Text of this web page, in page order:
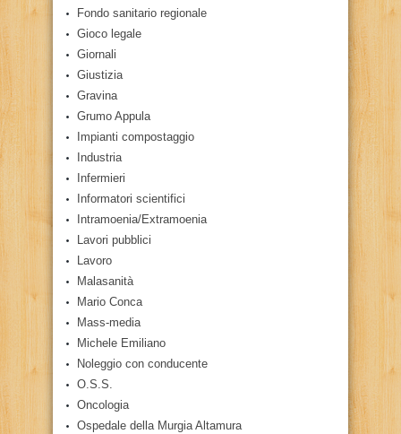
Fondo sanitario regionale
Gioco legale
Giornali
Giustizia
Gravina
Grumo Appula
Impianti compostaggio
Industria
Infermieri
Informatori scientifici
Intramoenia/Extramoenia
Lavori pubblici
Lavoro
Malasanità
Mario Conca
Mass-media
Michele Emiliano
Noleggio con conducente
O.S.S.
Oncologia
Ospedale della Murgia Altamura